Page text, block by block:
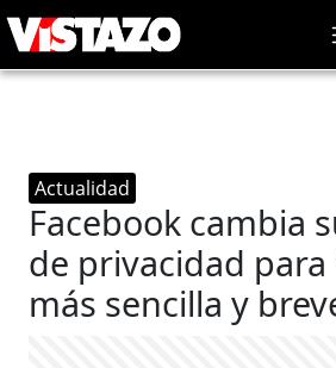
Actualidad
Facebook cambia
de privacidad para
más sencilla y